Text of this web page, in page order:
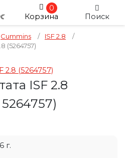
0
Корзина
Поиск
Cummins / ISF 2.8
/
(5264757)
ISF 2.8
5264757)
г.